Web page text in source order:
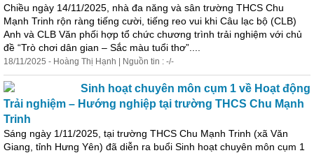
Chiều ngày 14/11/2025, nhà đa năng và sân trường THCS Chu
Mạnh Trinh rộn ràng tiếng cười, tiếng reo vui khi Câu lạc bộ (CLB)
Anh và CLB Văn phối hợp tổ chức chương trình trải nghiệm với chủ
đề “Trò chơi dân gian – Sắc màu tuổi thơ”....
18/11/2025 - Hoàng Thị Hạnh | Nguồn tin : -/-
Sinh hoạt chuyên môn cụm 1 về Hoạt động
Trải nghiệm – Hướng nghiệp tại trường THCS Chu Mạnh
Trinh
Sáng ngày 1/11/2025, tại trường THCS Chu Mạnh Trinh (xã Văn
Giang, tỉnh Hưng Yên) đã diễn ra buổi Sinh hoạt chuyên môn cụm 1